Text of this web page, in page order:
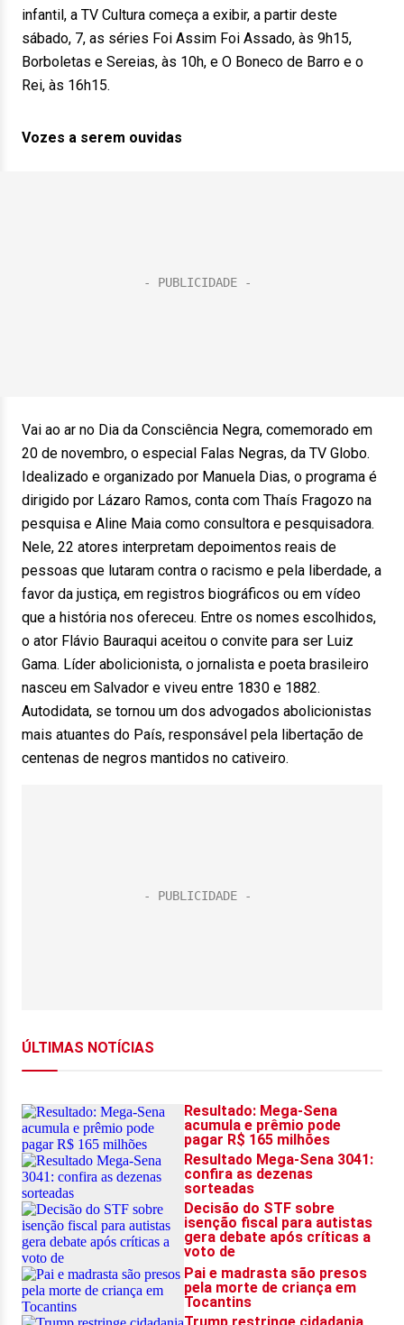
infantil, a TV Cultura começa a exibir, a partir deste
sábado, 7, as séries Foi Assim Foi Assado, às 9h15,
Borboletas e Sereias, às 10h, e O Boneco de Barro e o
Rei, às 16h15.
Vozes a serem ouvidas
Vai ao ar no Dia da Consciência Negra, comemorado em
20 de novembro, o especial Falas Negras, da TV Globo.
Idealizado e organizado por Manuela Dias, o programa é
dirigido por Lázaro Ramos, conta com Thaís Fragozo na
pesquisa e Aline Maia como consultora e pesquisadora.
Nele, 22 atores interpretam depoimentos reais de
pessoas que lutaram contra o racismo e pela liberdade, a
favor da justiça, em registros biográficos ou em vídeo
que a história nos ofereceu. Entre os nomes escolhidos,
o ator Flávio Bauraqui aceitou o convite para ser Luiz
Gama. Líder abolicionista, o jornalista e poeta brasileiro
nasceu em Salvador e viveu entre 1830 e 1882.
Autodidata, se tornou um dos advogados abolicionistas
mais atuantes do País, responsável pela libertação de
centenas de negros mantidos no cativeiro.